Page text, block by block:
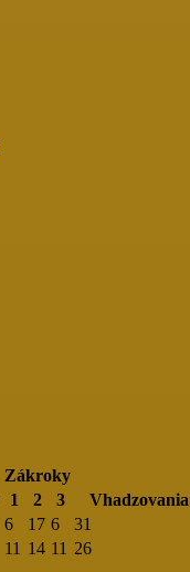
Zákroky
1 2 3 Vhadzovania
6 17 6 31
11 14 11 26